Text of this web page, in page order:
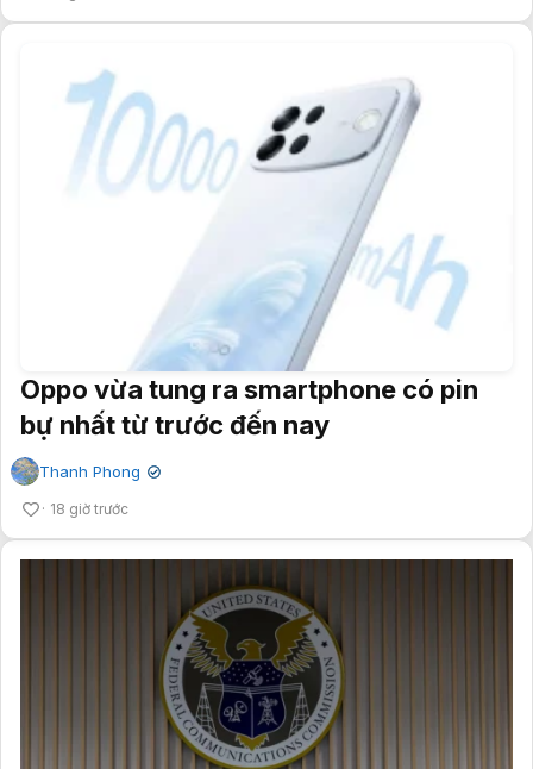
Oppo vừa tung ra smartphone có pin
bự nhất từ trước đến nay
Thanh Phong ✔
18 giờ trước